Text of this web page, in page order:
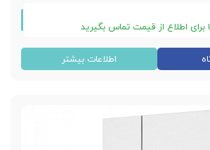
برای اطلاع از قیمت تماس بگیرید
اطلاعات بیشتر